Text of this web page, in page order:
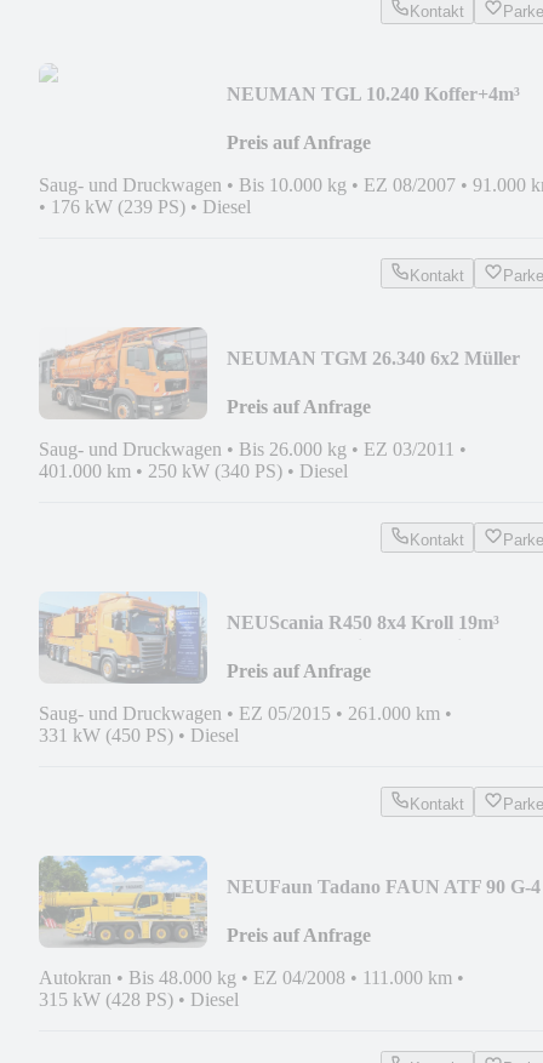
Kontakt
NEUMAN TGL 10.240 Koffer+4m³
Preis auf Anfrage
Saug- und Druckwagen • Bis 10.000 kg • EZ 08/2007 • 91.000
• 176 kW (239 PS) • Diesel
Kontakt
NEUMAN TGM 26.340 6x2 Müller
Preis auf Anfrage
Saug- und Druckwagen • Bis 26.000 kg • EZ 03/2011 •
401.000 km • 250 kW (340 PS) • Diesel
Kontakt
NEUScania R450 8x4 Kroll 19m³
Preis auf Anfrage
Saug- und Druckwagen • EZ 05/2015 • 261.000 km •
331 kW (450 PS) • Diesel
Kontakt
NEUFaun Tadano FAUN ATF 90 G-4
Preis auf Anfrage
Autokran • Bis 48.000 kg • EZ 04/2008 • 111.000 km •
315 kW (428 PS) • Diesel